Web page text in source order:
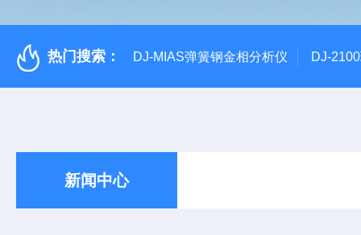
热门搜索： DJ-MIAS弹簧钢金相分析仪 DJ-
新闻中心